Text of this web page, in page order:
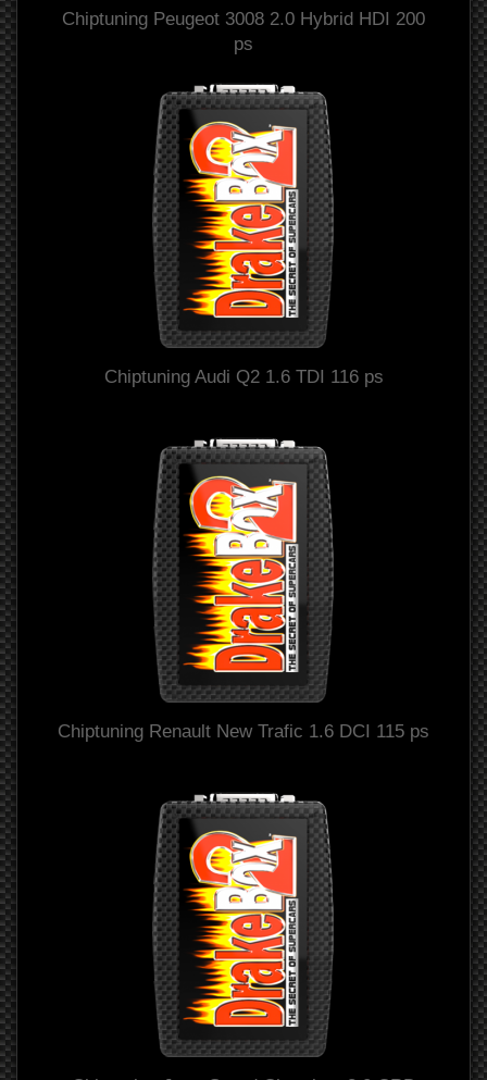
Chiptuning Peugeot 3008 2.0 Hybrid HDI 200
ps
Chiptuning Audi Q2 1.6 TDI 116 ps
Chiptuning Renault New Trafic 1.6 DCI 115 ps